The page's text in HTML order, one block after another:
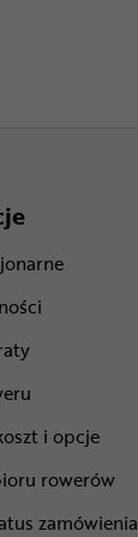
i opcje
rowerów
zamówienia